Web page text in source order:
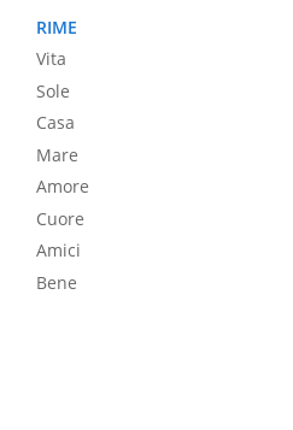
RIME
Vita
Sole
Casa
Mare
Amore
Cuore
Amici
Bene